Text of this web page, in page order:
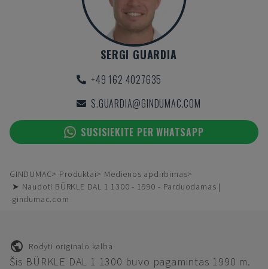
SERGI GUARDIA
+49 162 4027635
S.GUARDIA@GINDUMAC.COM
SUSISIEKITE PER WHATSAPP
GINDUMAC Produktai
Medienos apdirbimas
➤ Naudoti BÜRKLE DAL 1 1300 - 1990 - Parduodamas |
gindumac.com
Rodyti originalo kalba
Šis BÜRKLE DAL 1 1300 buvo pagamintas 1990 m.